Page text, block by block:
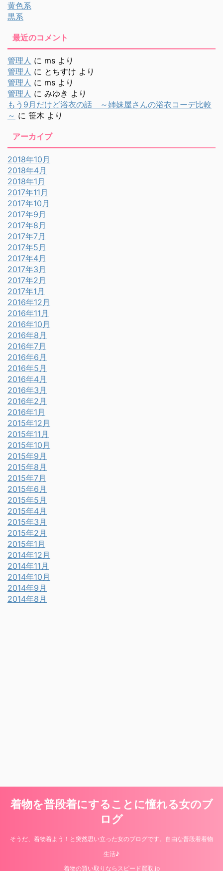
黄色系
黒系
最近のコメント
管理人 に ms より
管理人 に とちすけ より
管理人 に ms より
管理人 に みゆき より
もう9月だけど浴衣の話 ～姉妹屋さんの浴衣コーデ比較
～ に 笹木 より
アーカイブ
2018年10月
2018年4月
2018年1月
2017年11月
2017年10月
2017年9月
2017年8月
2017年7月
2017年5月
2017年4月
2017年3月
2017年2月
2017年1月
2016年12月
2016年11月
2016年10月
2016年8月
2016年7月
2016年6月
2016年5月
2016年4月
2016年3月
2016年2月
2016年1月
2015年12月
2015年11月
2015年10月
2015年9月
2015年8月
2015年7月
2015年6月
2015年5月
2015年4月
2015年3月
2015年2月
2015年1月
2014年12月
2014年11月
2014年10月
2014年9月
2014年8月
着物を普段着にすることに憧れる女のブ
ログ
そうだ、着物着よう！と突然思い立った女のブログです。自由な普段着着物
生活♪
着物の買い取りならスピード買取.jp